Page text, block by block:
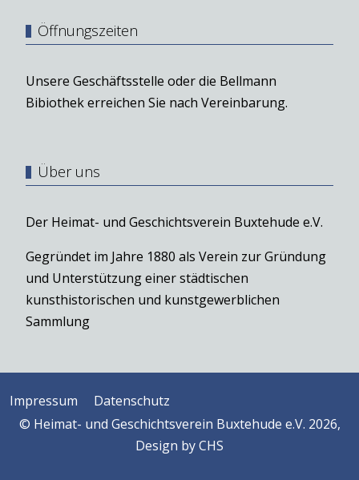
Öffnungszeiten
Unsere Geschäftsstelle oder die Bellmann
Bibiothek erreichen Sie nach Vereinbarung.
Über uns
Der Heimat- und Geschichtsverein Buxtehude e.V.
Gegründet im Jahre 1880 als Verein zur Gründung
und Unterstützung einer städtischen
kunsthistorischen und kunstgewerblichen
Sammlung
Impressum
Datenschutz
© Heimat- und Geschichtsverein Buxtehude e.V. 2026,
Design byCHS